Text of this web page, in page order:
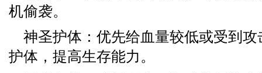
机偷袭。
神圣护体：优先给血量较低或受到
护体，提高生存能力。